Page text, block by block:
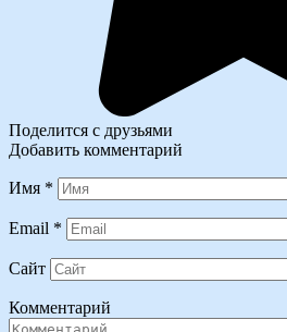
Поделится с друзьями
Добавить комментарий
Имя *
Email *
Сайт
Комментарий